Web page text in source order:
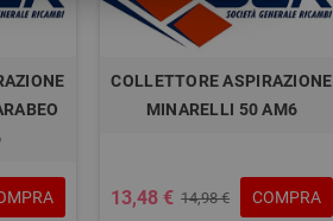
COLLETTORE ASPIRAZIONE
MINARELLI 50 AM6
13,48 € 14,98 € COMPRA